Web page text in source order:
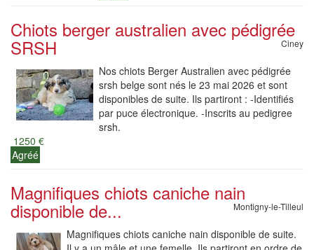
Chiots berger australien avec pédigrée
SRSH Ciney
Nos chiots Berger Australien avec pédigrée
srsh belge sont nés le 23 mai 2026 et sont
disponibles de suite. Ils partiront : -Identifiés
par puce électronique. -Inscrits au pedigree
srsh.
1250 €
Agréé
Magnifiques chiots caniche nain
disponible de... Montigny-le-Tilleul
Magnifiques chiots caniche nain disponible de suite.